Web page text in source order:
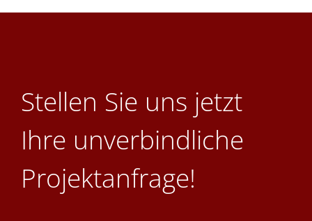
Stellen Sie uns jetzt
Ihre unverbindliche
Projektanfrage!